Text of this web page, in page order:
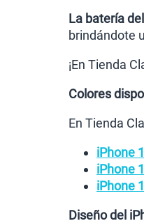
La batería
brindándote
¡En Tienda
Colores
En Tienda
iPhone
iPhone
iPhone
Diseño del